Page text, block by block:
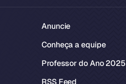
Anuncie
Conheça a equipe
Professor do Ano 2025
RSS Feed